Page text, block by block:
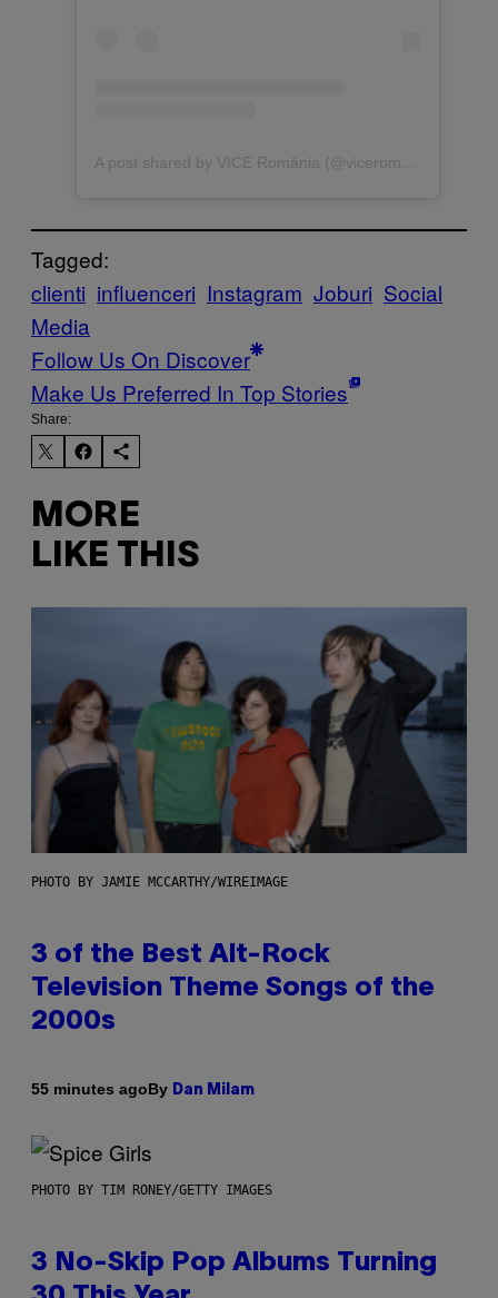
Tagged:
clienti influenceri Instagram Joburi Social
Media
Follow Us On Discover
Make Us Preferred In Top Stories
Share:
MORE
LIKE THIS
PHOTO BY JAMIE MCCARTHY/WIREIMAGE
3 of the Best Alt-Rock
Television Theme Songs of the
2000s
55 minutes agoBy Dan Milam
PHOTO BY TIM RONEY/GETTY IMAGES
3 No-Skip Pop Albums Turning